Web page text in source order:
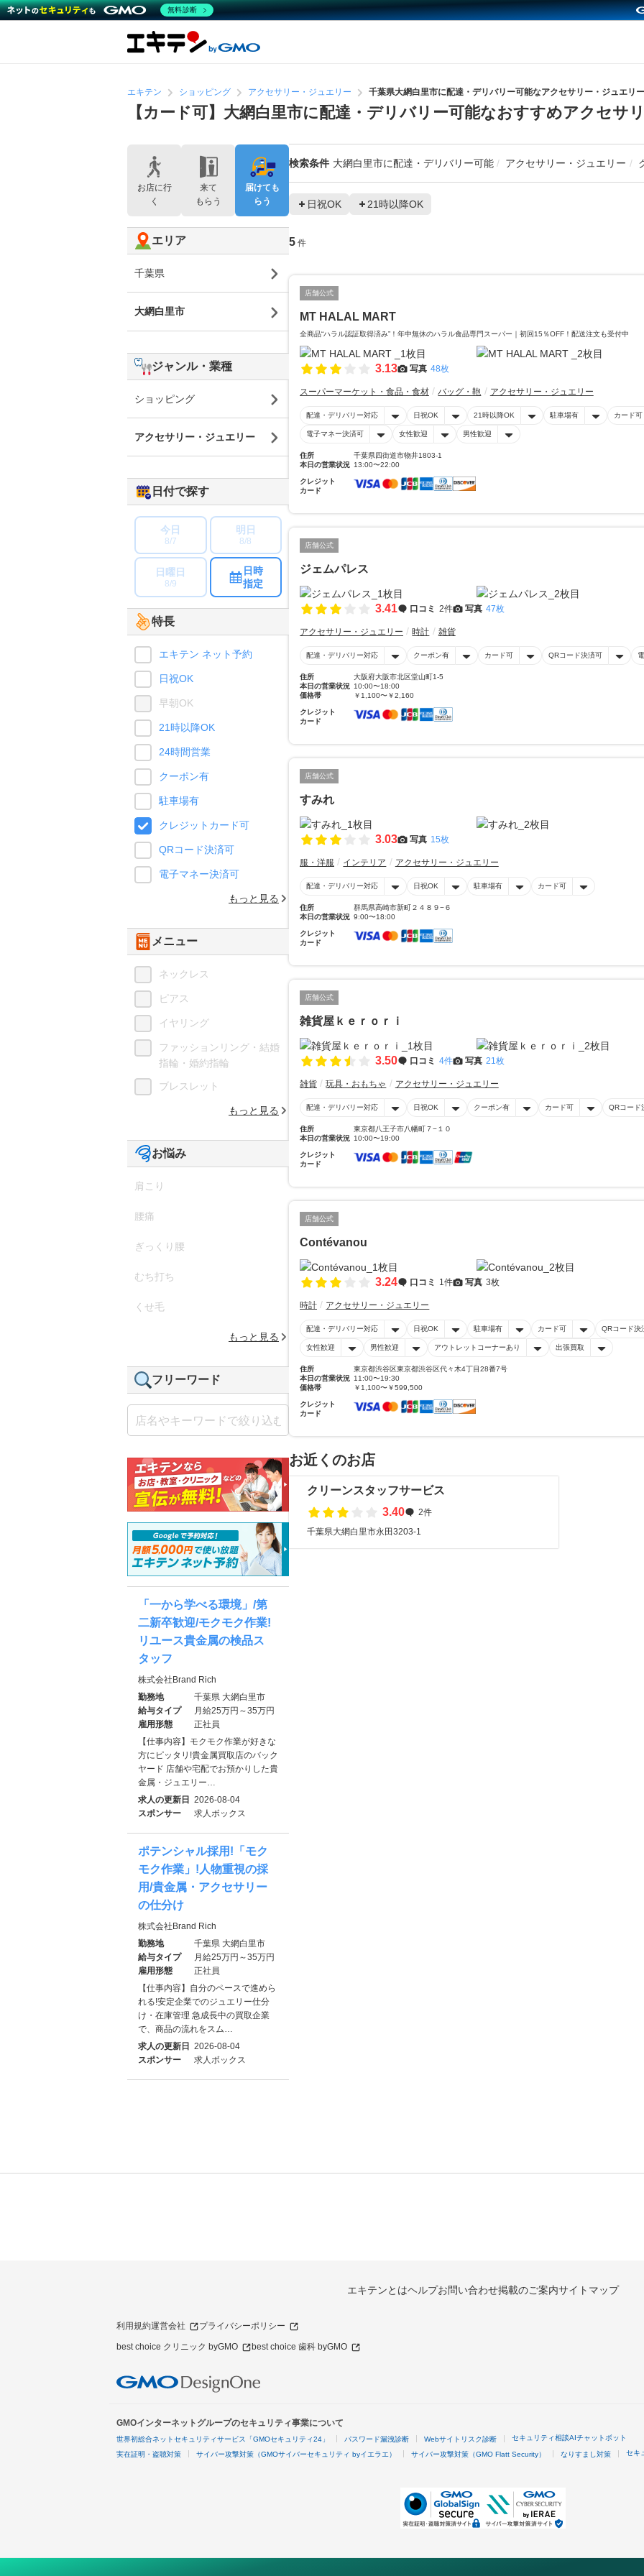
エキテン ショッピング アクセサリー・ジュエリー 千葉県大網白里市に配達・デリバリー可能なアクセサリー・ジュエリー
【カード可】大網白里市に配達・デリバリー可能なおすすめアクセサ
検索条件 大網白里市に配達・デリバリー可能 アクセサリー・ジュエリー
日祝OK 21時以降OK
5 件
店舗公式
MT HALAL MART
全商品“ハラル認証取得済み”！年中無休のハラル食品専門スーパー｜初回15％OFF！配送注文も受付中
3.13 写真 48枚
スーパーマーケット・食品・食材 バッグ・鞄 アクセサリー・ジュエリー
配達・デリバリー対応 日祝OK 21時以降OK 駐車場有 カード可
電子マネー決済可 女性歓迎 男性歓迎
住所
千葉県四街道市物井1803-1
本日の営業状況 13:00〜22:00
クレジット
カード
店舗公式
ジェムパレス
3.41 口コミ 2件 写真 47枚
アクセサリー・ジュエリー 時計 雑貨
配達・デリバリー対応 クーポン有 カード可 QRコード決済可
住所
大阪府大阪市北区堂山町1-5
本日の営業状況 10:00〜18:00
価格帯
￥1,100〜￥2,160
クレジット
カード
店舗公式
すみれ
3.03 写真 15枚
服・洋服 インテリア アクセサリー・ジュエリー
配達・デリバリー対応 日祝OK 駐車場有 カード可
住所
群馬県高崎市新町２４８９−６
本日の営業状況 9:00〜18:00
クレジット
カード
店舗公式
雑貨屋ｋｅｒｏｒｉ
3.50 口コミ 4件 写真 21枚
雑貨 玩具・おもちゃ アクセサリー・ジュエリー
配達・デリバリー対応 日祝OK クーポン有 カード可 QRコード
住所
東京都八王子市八幡町７−１０
本日の営業状況 10:00〜19:00
クレジット
カード
店舗公式
Contévanou
3.24 口コミ 1件 写真 3枚
時計 アクセサリー・ジュエリー
配達・デリバリー対応 日祝OK 駐車場有 カード可 QRコード決
女性歓迎 男性歓迎 アウトレットコーナーあり 出張買取
住所
東京都渋谷区東京都渋谷区代々木4丁目28番7号
本日の営業状況 11:00〜19:30
価格帯
￥1,100〜￥599,500
クレジット
カード
お近くのお店
クリーンスタッフサービス
3.40
2件
千葉県大網白里市永田3203-1
お店に行
く
来て
もらう
届けても
らう
エリア
千葉県
大網白里市
ジャンル・業種
ショッピング
アクセサリー・ジュエリー
日付で探す
今日
8/7
明日
8/8
日曜日
8/9
日時
指定
特長
エキテン ネット予約
日祝OK
早朝OK
21時以降OK
24時間営業
クーポン有
駐車場有
クレジットカード可
QRコード決済可
電子マネー決済可
もっと見る
メニュー
ネックレス
ピアス
イヤリング
ファッションリング・結婚
指輪・婚約指輪
ブレスレット
もっと見る
お悩み
肩こり
腰痛
ぎっくり腰
むち打ち
くせ毛
もっと見る
フリーワード
「一から学べる環境」/第
二新卒歓迎/モクモク作業!
リユース貴金属の検品ス
タッフ
株式会社Brand Rich
勤務地
千葉県 大網白里市
給与タイプ
月給25万円～35万円
雇用形態
正社員
【仕事内容】モクモク作業が好きな
方にピッタリ!貴金属買取店のバック
ヤード 店舗や宅配でお預かりした貴
金属・ジュエリー…
求人の更新日
2026-08-04
スポンサー
求人ボックス
ポテンシャル採用!「モク
モク作業」!人物重視の採
用/貴金属・アクセサリー
の仕分け
株式会社Brand Rich
勤務地
千葉県 大網白里市
給与タイプ
月給25万円～35万円
雇用形態
正社員
【仕事内容】自分のペースで進めら
れる!安定企業でのジュエリー仕分
け・在庫管理 急成長中の買取企業
で、商品の流れをスム…
求人の更新日
2026-08-04
スポンサー
求人ボックス
エキテンとはヘルプお問い合わせ掲載のご案内サイトマップ
利用規約運営会社 プライバシーポリシー
best choice クリニック byGMO best choice 歯科 byGMO
GMOインターネットグループのセキュリティ事業について
世界初総合ネットセキュリティサービス「GMOセキュリティ24」 パスワード漏洩診断 Webサイトリスク診断 セキュリティ相談AIチャットボット
実在証明・盗聴対策 サイバー攻撃対策（GMOサイバーセキュリティ byイエラエ） サイバー攻撃対策（GMO Flatt Security） なりすまし対策 セキ
無料診断